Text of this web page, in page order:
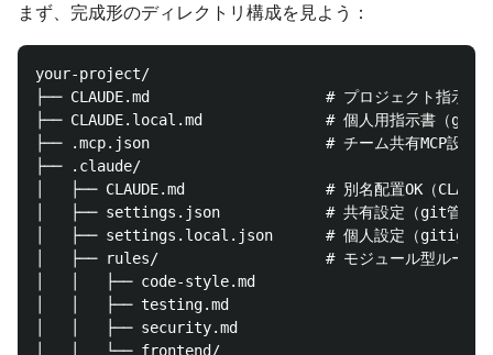
まず、完成形のディレクトリ構成を見よう：
your-project/
├── CLAUDE.md                    # プロジェクト指示書
├── CLAUDE.local.md              # 個人用指示書（
├── .mcp.json                    # チーム共有MCP設定（
├── .claude/
│   ├── CLAUDE.md                # 別名配置OK（
│   ├── settings.json            # 共有設定（git管理）
│   ├── settings.local.json      # 個人設定（
│   ├── rules/                   # モジュール型ルール
│   │   ├── code-style.md
│   │   ├── testing.md
│   │   ├── security.md
│   │   └── frontend/